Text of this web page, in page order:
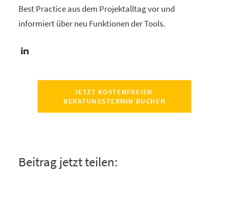
Best Practice aus dem Projektalltag vor und
informiert über neu Funktionen der Tools.
JETZT KOSTENFREIEN
BERATUNGSTERMIN BUCHEN
Beitrag jetzt teilen: